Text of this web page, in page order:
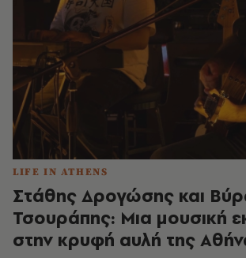
LIFE IN ATHENS
Στάθης Δρογώσης και
Τσουράπης: Μια μουσική
στην κρυφή αυλή της